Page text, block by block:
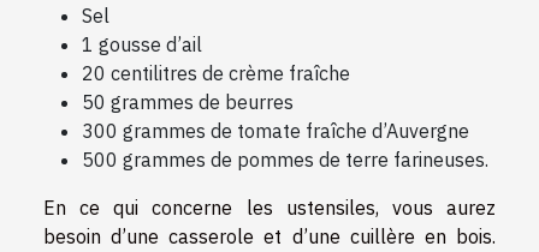
Sel
1 gousse d’ail
20 centilitres de crème fraîche
50 grammes de beurres
300 grammes de tomate fraîche d’Auvergne
500 grammes de pommes de terre farineuses.
En ce qui concerne les ustensiles, vous aurez
besoin d’une casserole et d’une cuillère en bois.